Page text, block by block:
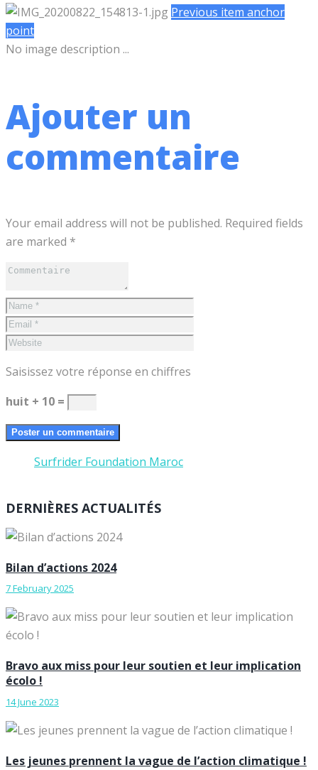
Previous item anchor
point
No image description ...
Ajouter un
commentaire
Your email address will not be published. Required fields
are marked *
Saisissez votre réponse en chiffres
huit + 10 =
Surfrider Foundation Maroc
DERNIÈRES ACTUALITÉS
Bilan d’actions 2024
7 February 2025
Bravo aux miss pour leur soutien et leur implication
écolo !
14 June 2023
Les jeunes prennent la vague de l’action climatique !